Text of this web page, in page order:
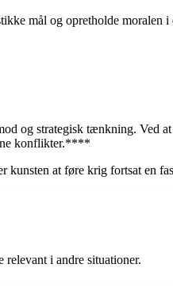
mål og opretholde moralen
og strategisk tænkning. Ved
konflikter.****
kunsten at føre krig fortsat
i andre situationer.